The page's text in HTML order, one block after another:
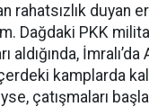
rahatsızlık duyan
Dağdaki PKK
aldığında,
kamplarda
çatışmaları